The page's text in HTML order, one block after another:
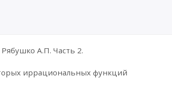
А.П. Часть 2.
иррациональных функций